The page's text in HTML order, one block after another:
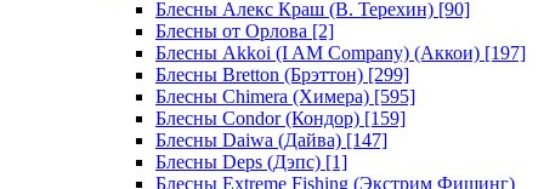
Блесны Алекс Краш (В. Терехин) [90]
Блесны от Орлова [2]
Блесны Akkoi (I AM Company) (Аккои) [197]
Блесны Bretton (Брэттон) [299]
Блесны Chimera (Химера) [595]
Блесны Condor (Кондор) [159]
Блесны Daiwa (Дайва) [147]
Блесны Deps (Дэпс) [1]
Блесны Extreme Fishing (Экстрим Фишинг)